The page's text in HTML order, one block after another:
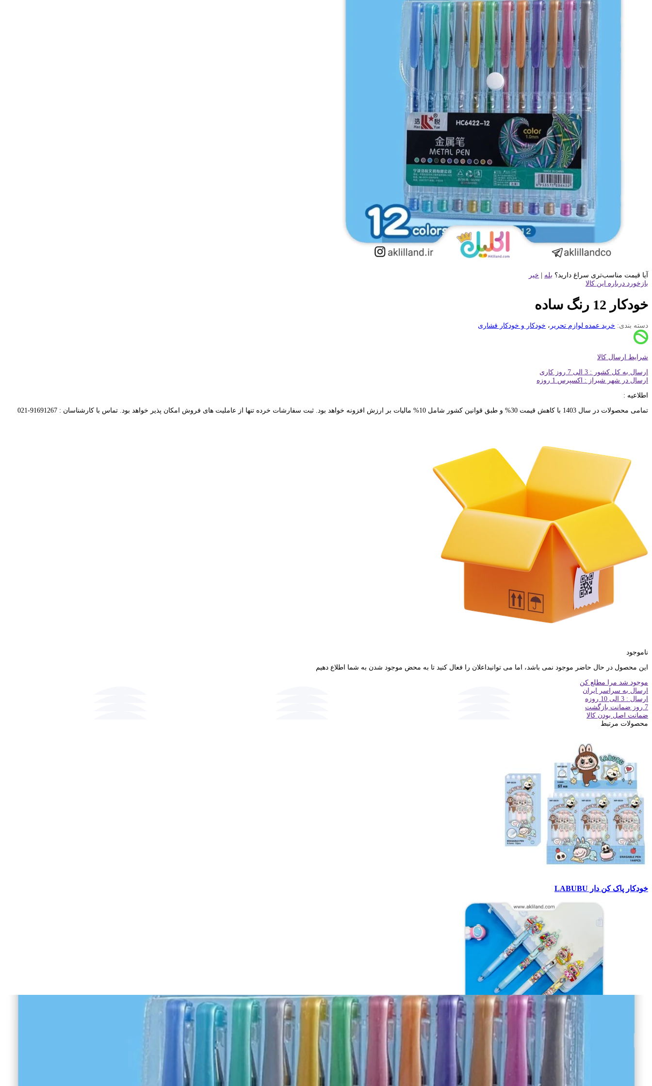
آیا قیمت مناسب‌تری سراغ دارید؟ بله
خیر
بازخورد درباره این کالا
خودکار 12 رنگ ساده
دسته بندی: خرید عمده لوازم تحریر ، خودکار و خودکار فشاری
شرایط ارسال کالا
ارسال به کل کشور : 3 الی 7 روز کاری
ارسال در شهر شیراز : اکسپرس 1 روزه
اطلاعیه :
تمامی محصولات در سال 1403 با کاهش قیمت 30% و طبق قوانین کشور شامل 10% مالیات بر ارزش افزونه خواهد بود. ثبت سفارشات خرده تنها از عاملیت های فروش امکان پذیر خواهد بود. تماس با کارشناسان : 91691267-021
ناموجود
این محصول در حال حاضر موجود نمی باشد، اما می توانیداعلان را فعال کنید تا به محض موجود شدن به شما اطلاع دهیم
موجود شد مرا مطلع کن
ارسال به سراسر ایران
ارسال : 3 الی 10 روزه
7 روز ضمانت بازگشت
ضمانت اصل بودن کالا
محصولات مرتبط
خودکار پاک‌ کن‌ دار LABUBU
خودکار پاک کن دار لبوبو labubu